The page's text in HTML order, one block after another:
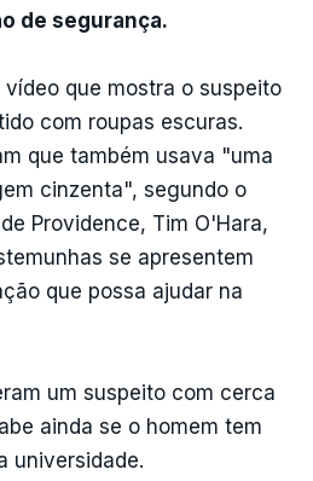
de segurança.
que mostra o suspeito
com roupas escuras.
que também usava "uma
cinzenta", segundo o
Providence, Tim O'Hara,
se apresentem
que possa ajudar na
um suspeito com cerca
ainda se o homem tem
universidade.